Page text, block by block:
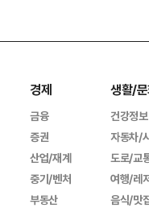
경제
금융
증권
산업/재계
중기/벤처
부동산
생활/
건강정보
자동차/
도로/교
여행/레
음식/맛